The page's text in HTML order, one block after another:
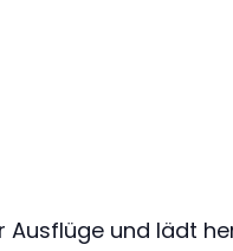
und lädt